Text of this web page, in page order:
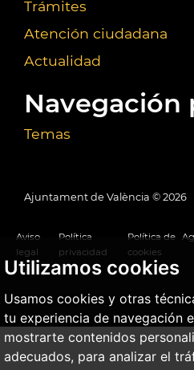
Utilizamos cookies
Usamos cookies y otras
tu experiencia de navegación
mostrarte contenidos
adecuados, para analizar el
Trámites
Atención ciudadana
Actualidad
Navegación
Temas
Ajuntament de València © 2026
Aviso
legal
Política
privacidad
Política de
cookies